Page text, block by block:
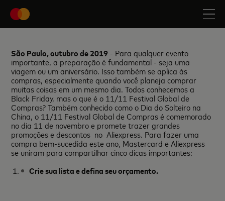
São Paulo, outubro de 2019 - Para qualquer evento
importante, a preparação é fundamental - seja uma
viagem ou um aniversário. Isso também se aplica às
compras, especialmente quando você planeja comprar
muitas coisas em um mesmo dia. Todos conhecemos a
Black Friday, mas o que é o 11/11 Festival Global de
Compras? Também conhecido como o Dia do Solteiro na
China, o 11/11 Festival Global de Compras é comemorado
no dia 11 de novembro e promete trazer grandes
promoções e descontos no Aliexpress. Para fazer uma
compra bem-sucedida este ano, Mastercard e Aliexpress
se uniram para compartilhar cinco dicas importantes:
Crie sua lista e defina seu orçamento.